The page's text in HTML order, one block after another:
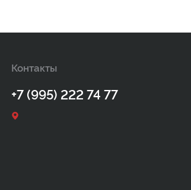
Контакты
+7 (995) 222 74 77